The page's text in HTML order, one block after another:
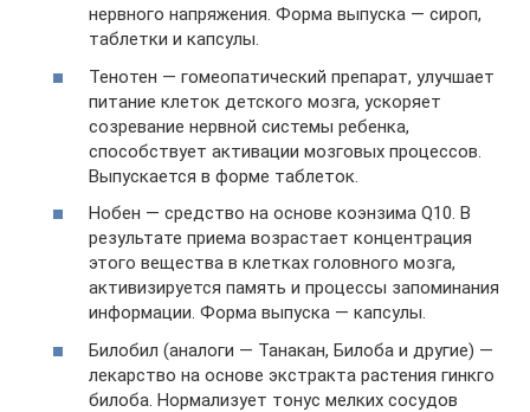
нервного напряжения. Форма выпуска — сироп,
таблетки и капсулы.
Тенотен — гомеопатический препарат, улучшает
питание клеток детского мозга, ускоряет
созревание нервной системы ребенка,
способствует активации мозговых процессов.
Выпускается в форме таблеток.
Нобен — средство на основе коэнзима Q10. В
результате приема возрастает концентрация
этого вещества в клетках головного мозга,
активизируется память и процессы запоминания
информации. Форма выпуска — капсулы.
Билобил (аналоги — Танакан, Билоба и другие) —
лекарство на основе экстракта растения гинкго
билоба. Нормализует тонус мелких сосудов